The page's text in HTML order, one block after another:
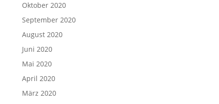
Oktober 2020
September 2020
August 2020
Juni 2020
Mai 2020
April 2020
März 2020